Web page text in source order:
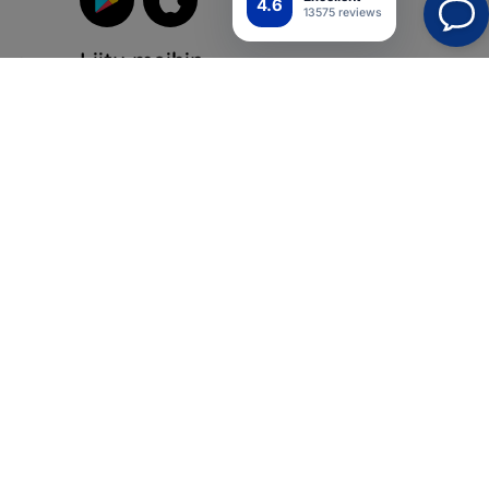
4.6 13575 reviews
Liity meihin